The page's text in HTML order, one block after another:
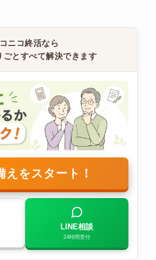
ニコ終活なら
ごとすべて解決できます
えをスタート！
LINE相談
24時間受付